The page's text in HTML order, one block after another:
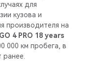
для
кузова и
производителя на
4 PRO 18 years
000 км пробега, в
ранее.